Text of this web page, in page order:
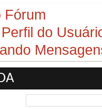
Fórum
do